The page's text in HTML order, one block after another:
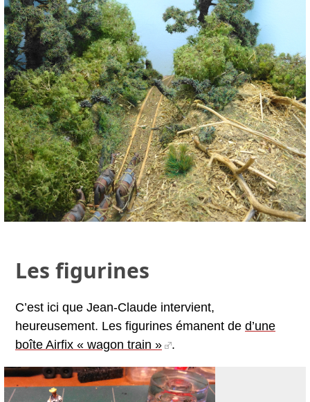
Les figurines
C’est ici que Jean-Claude intervient,
heureusement. Les figurines émanent de d’une
boîte Airfix « wagon train »
.